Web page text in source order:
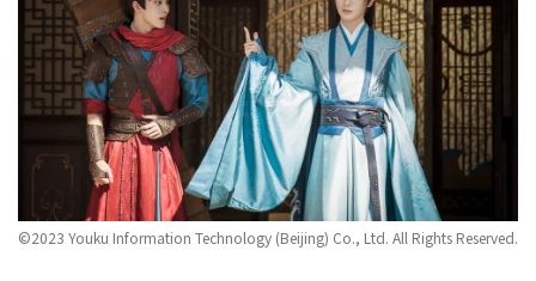
©2023 Youku Information Technology (Beijing) Co., Ltd. All Rights Reserved.